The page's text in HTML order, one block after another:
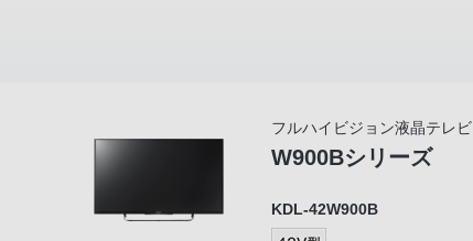
フルハイビジョン液晶テレビ
W900Bシリーズ
KDL-42W900B